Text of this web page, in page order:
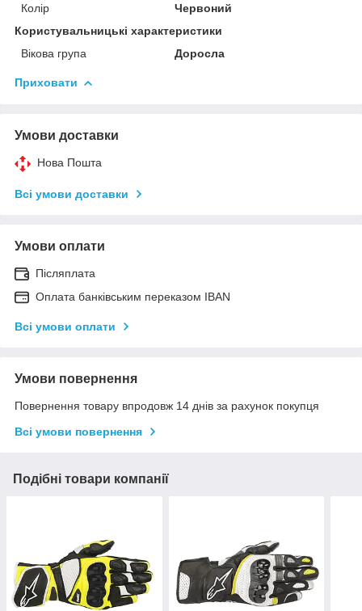
Колір
Червоний
Користувальницькі характеристики
Вікова група
Доросла
Приховати
Умови доставки
Нова Пошта
Всі умови доставки
Умови оплати
Післяплата
Оплата банківським переказом IBAN
Всі умови оплати
Умови повернення
Повернення товару впродовж 14 днів за рахунок покупця
Всі умови повернення
Подібні товари компанії